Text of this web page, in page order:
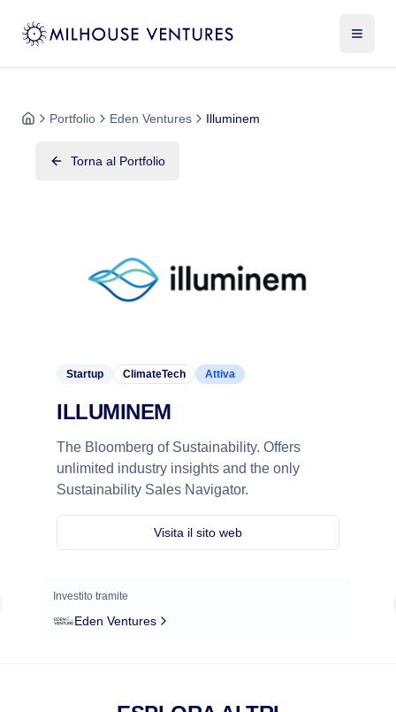
Portfolio Eden Ventures Illuminem
Torna al Portfolio
Startup ClimateTech Attiva
ILLUMINEM
The Bloomberg of Sustainability. Offers
unlimited industry insights and the only
Sustainability Sales Navigator.
Visita il sito web
Investito tramite
Eden Ventures